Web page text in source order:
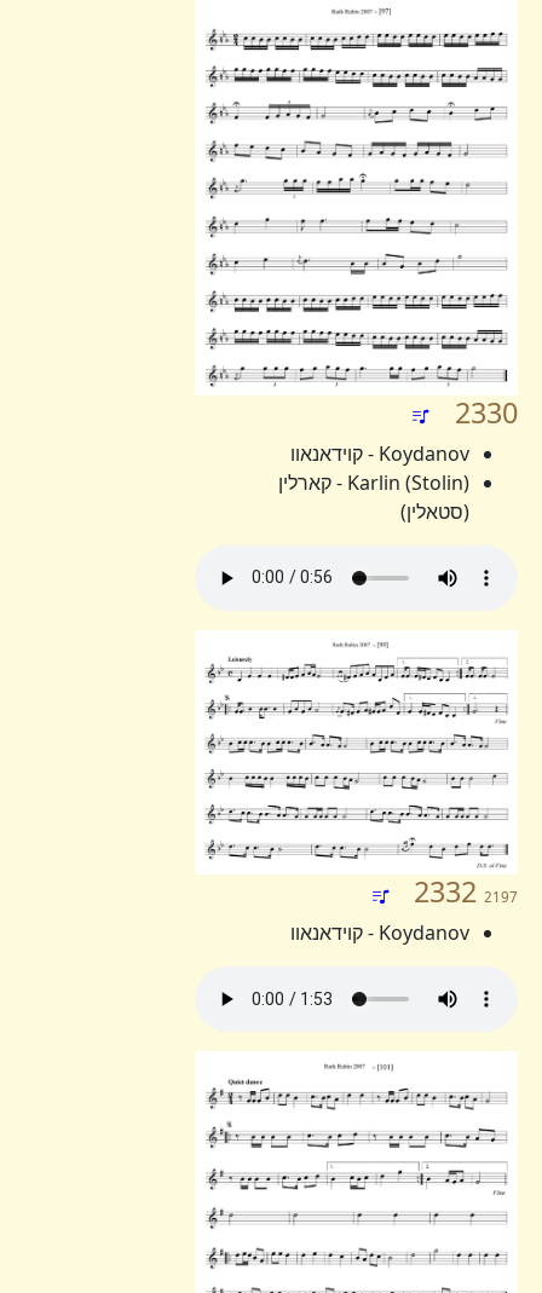
2330
Koydanov - קוידאנאוו
Karlin (Stolin) - קארלין
(סטאלין)
2332 2197
Koydanov - קוידאנאוו